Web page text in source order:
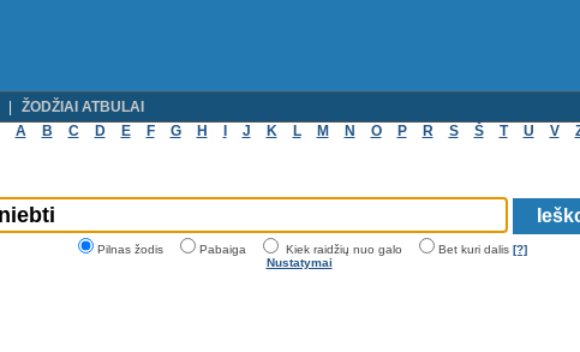
ŽODŽIAI ATBULAI
A
B C D E F G H J K L M N O P R S Š T U V
Pilnas žodis Pabaiga Kiek raidžių nuo galo Bet kuri dalis [?]
Nustatymai